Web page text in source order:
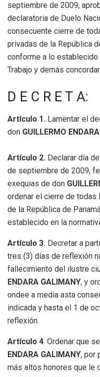
septiembre de 2009,
declaratoria de Duelo
consecuente cierre de
privadas de la República
conforme a lo
Trabajo y demás
D E C R E T A:
Artículo 1. Lamentar el
don GUILLERMO
Artículo 2. Declarar día
de septiembre de 2009,
exequias de don
ordenar el cierre de
de la República de
establecido en la
Artículo 3. Decretar a
tres (3) días de reflexión
fallecimiento del ilustre
ENDARA GALIMANY, y
ondee a media asta
indicada y hasta el 1 de
reflexión.
Artículo 4. Ordenar que
ENDARA GALIMANY, por
más altos honores que le